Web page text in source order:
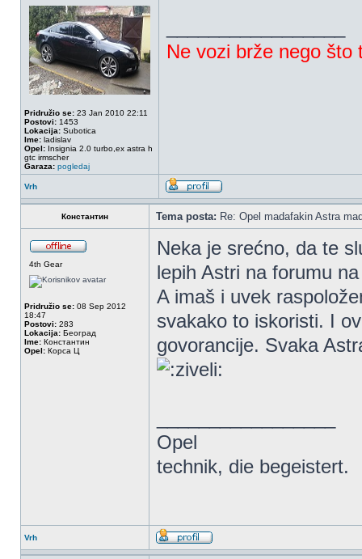
Pridružio se: 23 Jan 2010 22:11
Postovi: 1453
Lokacija: Subotica
Ime: ladislav
Opel: Insignia 2.0 turbo,ex astra h
gtc irmscher
Garaza: pogledaj
Ne vozi brže nego što
Vrh
Константин Tema posta: Re: Opel madafakin Astra
4th Gear
Pridružio se: 08 Sep 2012
18:47
Postovi: 283
Lokacija: Београд
Ime: Константин
Opel: Корса Ц
Neka je srećno, da te
lepih Astri na forumu
A imaš i uvek
svakako to iskoristi. I
govorancije. Svaka
Opel
technik, die begeistert.
Vrh